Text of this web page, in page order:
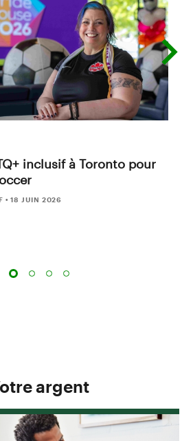
inclusif à Toronto pour
•18 JUIN 2026
next
slide
argent